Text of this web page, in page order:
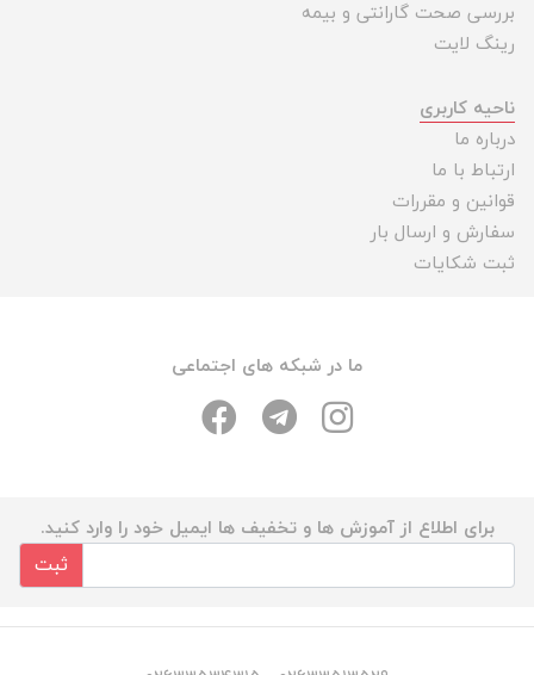
بررسی صحت گارانتی و بیمه
رینگ لایت
ناحیه کاربری
درباره ما
ارتباط با ما
قوانین و مقررات
سفارش و ارسال بار
ثبت شکایات
ما در شبکه های اجتماعی
برای اطلاع از آموزش ها و تخفیف ها ایمیل خود را وارد کنید.
ثبت